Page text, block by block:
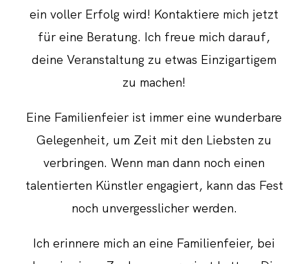
ein voller Erfolg wird! Kontaktiere mich jetzt
für eine Beratung. Ich freue mich darauf,
deine Veranstaltung zu etwas Einzigartigem
zu machen!
Eine Familienfeier ist immer eine wunderbare
Gelegenheit, um Zeit mit den Liebsten zu
verbringen. Wenn man dann noch einen
talentierten Künstler engagiert, kann das Fest
noch unvergesslicher werden.
Ich erinnere mich an eine Familienfeier, bei